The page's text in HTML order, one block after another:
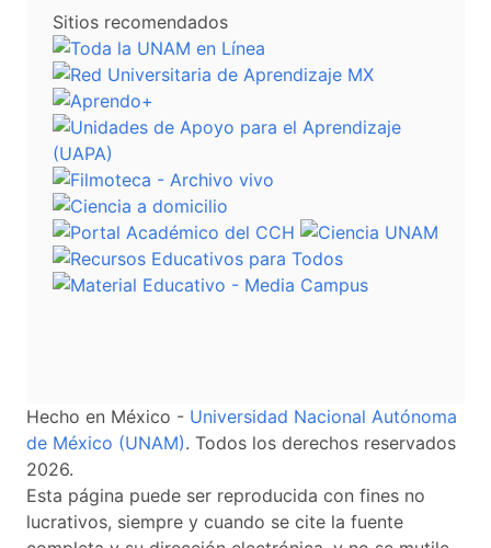
Sitios recomendados
Hecho en México - Universidad Nacional Autónoma
de México (UNAM). Todos los derechos reservados
2026.
Esta página puede ser reproducida con fines no
lucrativos, siempre y cuando se cite la fuente